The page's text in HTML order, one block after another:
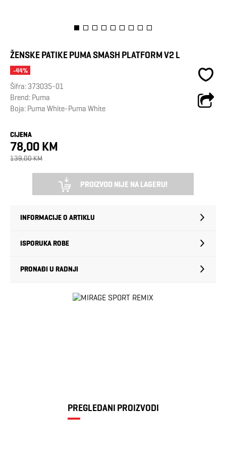
ŽENSKE PATIKE PUMA SMASH PLATFORM V2 L
-44%
Šifra: 373035-01
Brend: Puma
Boja: Puma White-Puma White
CIJENA
78,00 KM
139,00 KM
PROIZVOD NIJE NA LAGERU!
INFORMACIJE O ARTIKLU
ISPORUKA ROBE
PRONAĐI U RADNJI
PREGLEDANI PROIZVODI